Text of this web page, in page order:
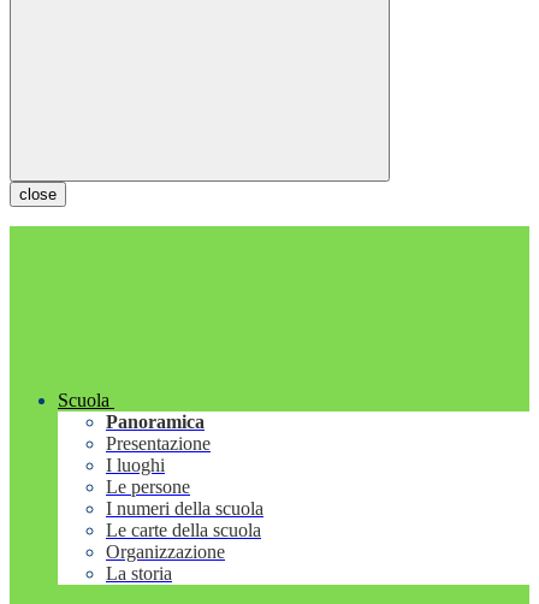
close
Scuola
Panoramica
Presentazione
I luoghi
Le persone
I numeri della scuola
Le carte della scuola
Organizzazione
La storia